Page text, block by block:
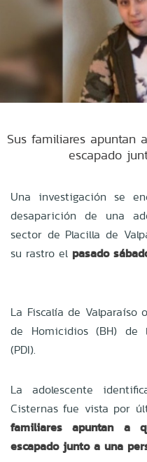
Sus familiares apuntan
escapado
Una investigación se
desaparición de una
sector de Placilla de
su rastro el pasado
La Fiscalía de Valparaíso
de Homicidios (BH) de
(PDI).
La adolescente
Cisternas fue vista por
familiares apuntan a
escapado junto a una